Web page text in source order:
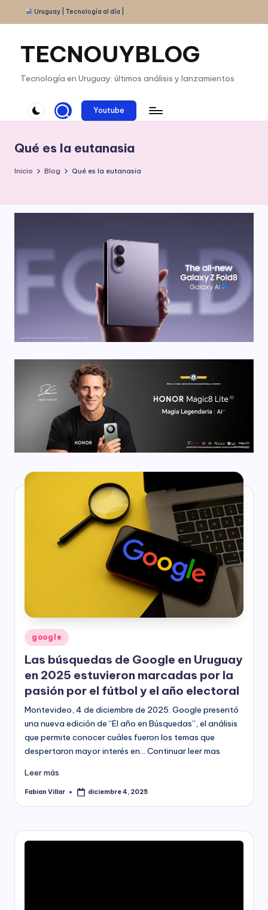
Saltar
contenido
Uruguay | Tecnología al día |
TECNOUYBLOG
Tecnología en Uruguay: últimos análisis y lanzamientos
Youtube
Qué es la eutanasia
Inicio Blog Qué es la eutanasia
Publicado
en
google
Las búsquedas de Google en Uruguay
en 2025 estuvieron marcadas por la
pasión por el fútbol y el año electoral
Montevideo, 4 de diciembre de 2025. Google presentó
una nueva edición de “El año en Búsquedas”, el análisis
que permite conocer cuáles fueron los temas que
despertaron mayor interés en… Continuar leer mas
Leer más
Publicado
Fabian Villar diciembre 4, 2025